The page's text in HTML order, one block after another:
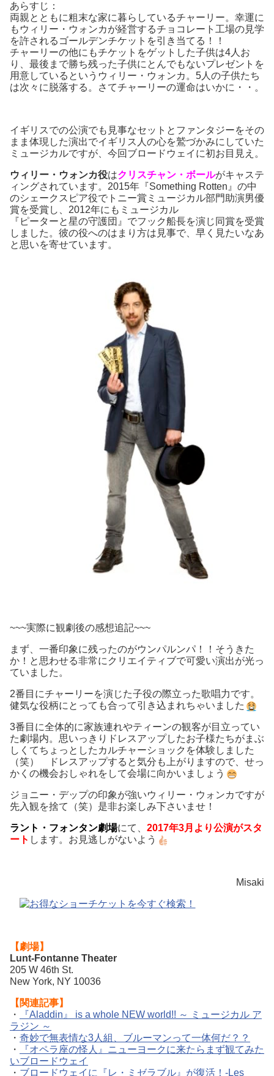
あらすじ：
両親とともに粗末な家に暮らしているチャーリー。幸運に
もウィリー・ウォンカが経営するチョコレート工場の見学
を許されるゴールデンチケットを引き当てる！！
チャーリーの他にもチケットをゲットした子供は4人お
り、最後まで勝ち残った子供にとんでもないプレゼントを
用意しているというウィリー・ウォンカ。5人の子供たち
は次々に脱落する。さてチャーリーの運命はいかに・・。
イギリスでの公演でも見事なセットとファンタジーをその
まま体現した演出でイギリス人の心を鷲づかみにしていた
ミュージカルですが、今回ブロードウェイに初お目見え。
ウィリー・ウォンカ役はクリスチャン・ボールがキャステ
ィングされています。2015年『Something Rotten』の中
のシェークスピア役でトニー賞ミュージカル部門助演男優
賞を受賞し、2012年にもミュージカル
『ピーターと星の守護団』でフック船長を演じ同賞を受賞
しました。彼の役へのはまり方は見事で、早く見たいなあ
と思いを寄せています。
~~~実際に観劇後の感想追記~~~
まず、一番印象に残ったのがウンパルンパ！！そうきた
か！と思わせる非常にクリエイティブで可愛い演出が光っ
ていました。
2番目にチャーリーを演じた子役の際立った歌唱力です。
健気な役柄にとっても合って引き込まれちゃいました
3番目に全体的に家族連れやティーンの観客が目立ってい
た劇場内。思いっきりドレスアップしたお子様たちがまぶ
しくてちょっとしたカルチャーショックを体験しました
（笑） ドレスアップすると気分も上がりますので、せっ
かくの機会おしゃれをして会場に向かいましょう
ジョニー・デップの印象が強いウィリー・ウォンカですが
先入観を捨て（笑）是非お楽しみ下さいませ！
ラント・フォンタン劇場にて、 2017年3月より公演がスタ
ート します。お見逃しがないよう
Misaki
【劇場】
Lunt-Fontanne Theater
205 W 46th St.
New York, NY 10036
【関連記事】
・
『Aladdin』 is a whole NEW world!! ～ ミュージカル ア
ラジン ～
・ 奇妙で無表情な3人組、ブルーマンって一体何だ？？
・
『オペラ座の怪人』ニューヨークに来たらまず観てみた
いブロードウェイ
・ ブロードウェイに『レ・ミゼラブル』が復活！-Les